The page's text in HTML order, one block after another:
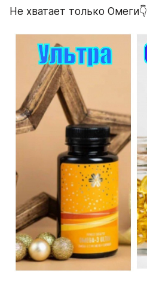
Не хватает только Омеги👇